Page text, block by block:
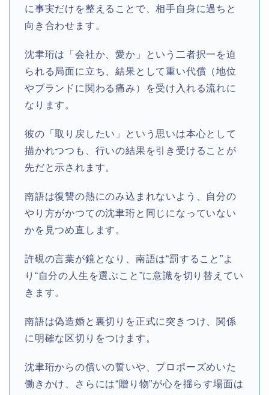
に事実だけを整えることで、相手自身に過ちと
向き合わせます。
沈聿珩は「会社か、愛か」という二者択一を迫
られる局面に立ち、結果として重い代償（地位
やブランドに関わる痛み）を受け入れる流れに
なります。
彼の「取り戻したい」という思いは本心として
描かれつつも、行いの結果を引き受けることが
先だと示されます。
南語は復讐の熱にのみ込まれないよう、自分の
やり方がかつての沈聿珩と同じになっていない
かを見つめ直します。
許硯の言葉が鏡となり、南語は“罰すること”よ
り“自分の人生を選ぶこと”に意識を切り替えてい
きます。
南語は偽造婚と裏切りを正式に突きつけ、関係
に明確な区切りをつけます。
沈聿珩からの償いの誓いや、プロポーズめいた
働きかけ、さらには“贈り物”が心を揺らす場面は